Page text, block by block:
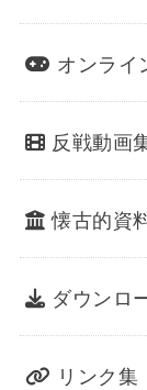
オンライ
反戦動画
懐古的資
ダウンロ
リンク集